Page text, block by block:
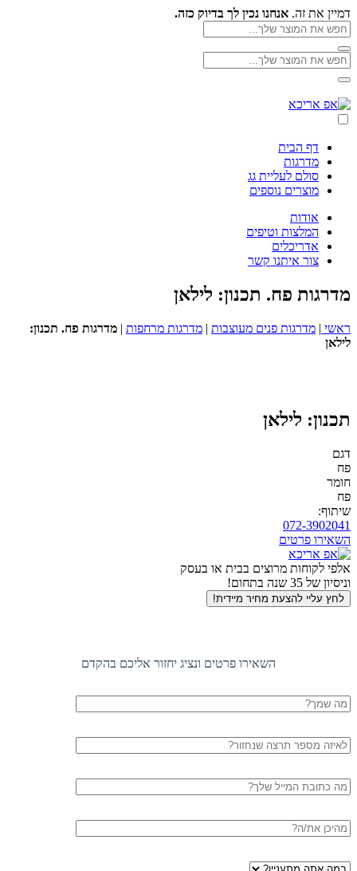
Skip
to
content
דמיין את זה. אנחנו נכין לך בדיוק כזה.
חפש
את
המוצר
שלך
חפש
את
המוצר
חפש
את
המוצר
שלך
חפש
את
המוצר
שלך
אריכא
דף הבית
מדרגות
סולם לעליית גג
מוצרים נוספים
אודות
המלצות וטיפים
אדריכלים
צור איתנו קשר
מדרגות פח. תכנון: לילאן
ראשי | מדרגות פנים מעוצבות | מדרגות מרחפות | מדרגות פח. תכנון:
לילאן
תכנון: לילאן
דגם
פח
חומר
פח
שיתוף:
חזרה
לראש
העמוד
072-3902041
השאירו פרטים
אלפי לקוחות מרוצים בבית או בעסק
וניסיון של 35 שנה בתחום!
לחץ עליי להצעת מחיר מיידית!
השאירו פרטים ונציג יחזור אליכם בהקדם
שם
מלא
טלפון
דוא"ל
עיר
במה